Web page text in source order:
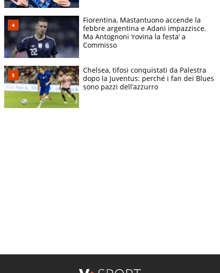
Fiorentina, Mastantuono accende la
febbre argentina e Adani impazzisce.
Ma Antognoni ‘rovina la festa’ a
Commisso
Chelsea, tifosi conquistati da Palestra
dopo la Juventus: perché i fan dei Blues
sono pazzi dell’azzurro